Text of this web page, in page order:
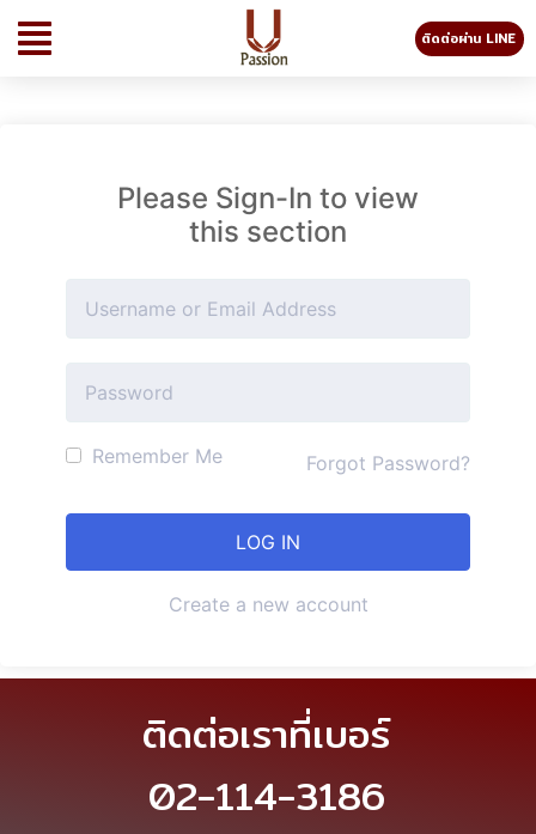
ติดต่อผ่าน LINE
Please Sign-In to view
this section
Remember Me Forgot Password?
Create a new account
ติดต่อเราที่เบอร์
02-114-3186